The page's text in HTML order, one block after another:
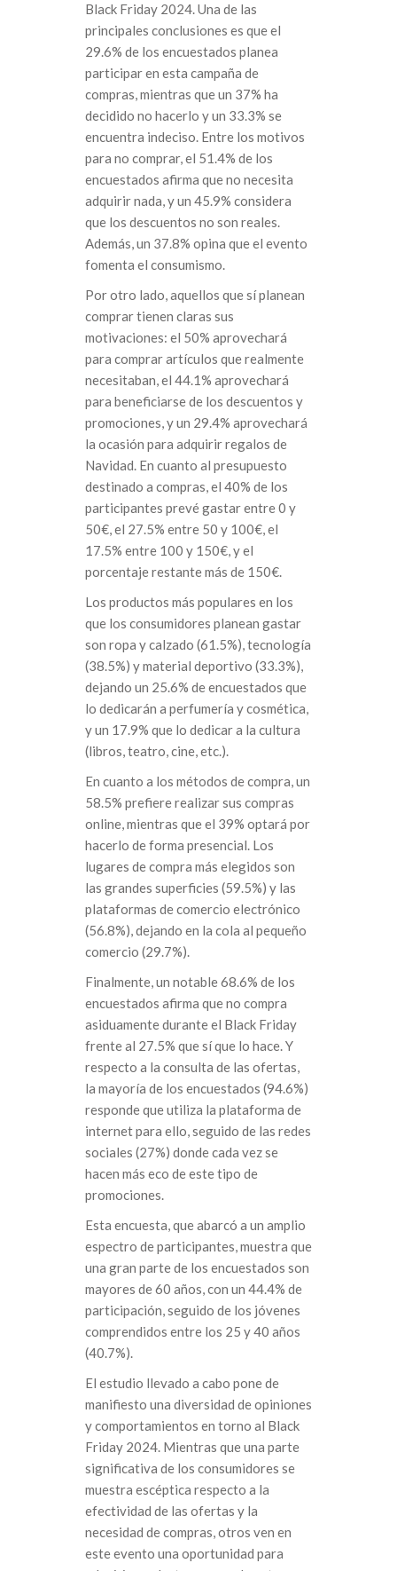
Black Friday 2024. Una de las
principales conclusiones es que el
29.6% de los encuestados planea
participar en esta campaña de
compras, mientras que un 37% ha
decidido no hacerlo y un 33.3% se
encuentra indeciso. Entre los motivos
para no comprar, el 51.4% de los
encuestados afirma que no necesita
adquirir nada, y un 45.9% considera
que los descuentos no son reales.
Además, un 37.8% opina que el evento
fomenta el consumismo.
Por otro lado, aquellos que sí planean
comprar tienen claras sus
motivaciones: el 50% aprovechará
para comprar artículos que realmente
necesitaban, el 44.1% aprovechará
para beneficiarse de los descuentos y
promociones, y un 29.4% aprovechará
la ocasión para adquirir regalos de
Navidad. En cuanto al presupuesto
destinado a compras, el 40% de los
participantes prevé gastar entre 0 y
50€, el 27.5% entre 50 y 100€, el
17.5% entre 100 y 150€, y el
porcentaje restante más de 150€.
Los productos más populares en los
que los consumidores planean gastar
son ropa y calzado (61.5%), tecnología
(38.5%) y material deportivo (33.3%),
dejando un 25.6% de encuestados que
lo dedicarán a perfumería y cosmética,
y un 17.9% que lo dedicar a la cultura
(libros, teatro, cine, etc.).
En cuanto a los métodos de compra, un
58.5% prefiere realizar sus compras
online, mientras que el 39% optará por
hacerlo de forma presencial. Los
lugares de compra más elegidos son
las grandes superficies (59.5%) y las
plataformas de comercio electrónico
(56.8%), dejando en la cola al pequeño
comercio (29.7%).
Finalmente, un notable 68.6% de los
encuestados afirma que no compra
asiduamente durante el Black Friday
frente al 27.5% que sí que lo hace. Y
respecto a la consulta de las ofertas,
la mayoría de los encuestados (94.6%)
responde que utiliza la plataforma de
internet para ello, seguido de las redes
sociales (27%) donde cada vez se
hacen más eco de este tipo de
promociones.
Esta encuesta, que abarcó a un amplio
espectro de participantes, muestra que
una gran parte de los encuestados son
mayores de 60 años, con un 44.4% de
participación, seguido de los jóvenes
comprendidos entre los 25 y 40 años
(40.7%).
El estudio llevado a cabo pone de
manifiesto una diversidad de opiniones
y comportamientos en torno al Black
Friday 2024. Mientras que una parte
significativa de los consumidores se
muestra escéptica respecto a la
efectividad de las ofertas y la
necesidad de compras, otros ven en
este evento una oportunidad para